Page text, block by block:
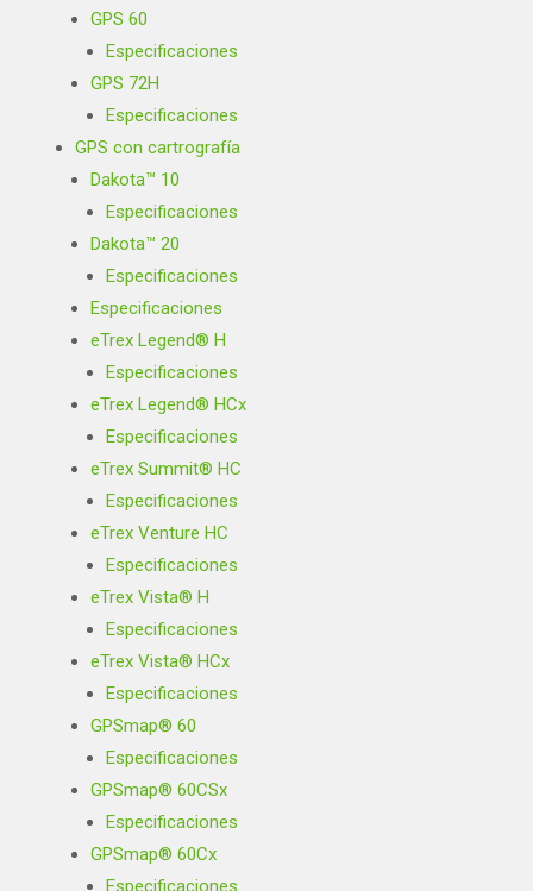
GPS 60
Especificaciones
GPS 72H
Especificaciones
GPS con cartrografía
Dakota™ 10
Especificaciones
Dakota™ 20
Especificaciones
Especificaciones
eTrex Legend® H
Especificaciones
eTrex Legend® HCx
Especificaciones
eTrex Summit® HC
Especificaciones
eTrex Venture HC
Especificaciones
eTrex Vista® H
Especificaciones
eTrex Vista® HCx
Especificaciones
GPSmap® 60
Especificaciones
GPSmap® 60CSx
Especificaciones
GPSmap® 60Cx
Especificaciones